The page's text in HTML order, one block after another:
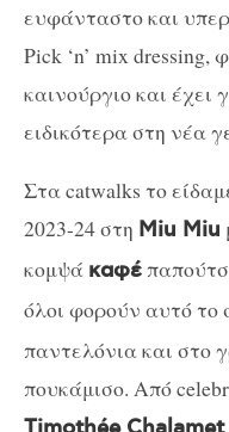
ευφάνταστο και
Pick ‘n’ mix dressing,
καινούργιο και έχει
ειδικότερα στη νέα
Στα catwalks το
2023-24 στη Miu Miu
κομψά καφέ
όλοι φορούν αυτό το
παντελόνια και στο
πουκάμισο. Από